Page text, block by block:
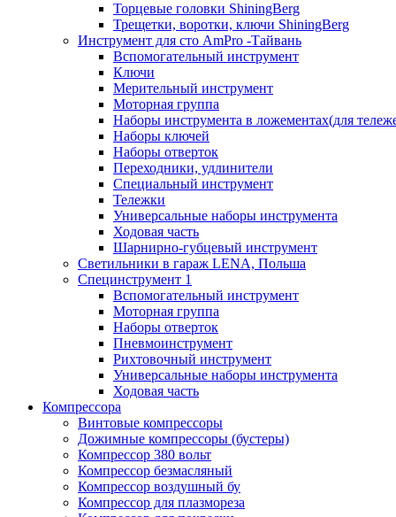
Торцевые головки ShiningBerg
Трещетки, воротки, ключи ShiningBerg
Инструмент для сто AmPro -Тайвань
Вспомогательный инструмент
Ключи
Мерительный инструмент
Моторная группа
Наборы инструмента в ложементах(для
Наборы ключей
Наборы отверток
Переходники, удлинители
Специальный инструмент
Тележки
Универсальные наборы инструмента
Ходовая часть
Шарнирно-губцевый инструмент
Светильники в гараж LENA, Польша
Специнструмент 1
Вспомогательный инструмент
Моторная группа
Наборы отверток
Пневмоинструмент
Рихтовочный инструмент
Универсальные наборы инструмента
Ходовая часть
Компрессора
Винтовые компрессоры
Дожимные компрессоры (бустеры)
Компрессор 380 вольт
Компрессор безмасляный
Компрессор воздушный бу
Компрессор для плазмореза